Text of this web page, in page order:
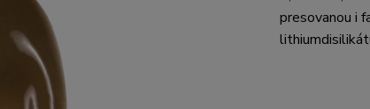
presovanou i